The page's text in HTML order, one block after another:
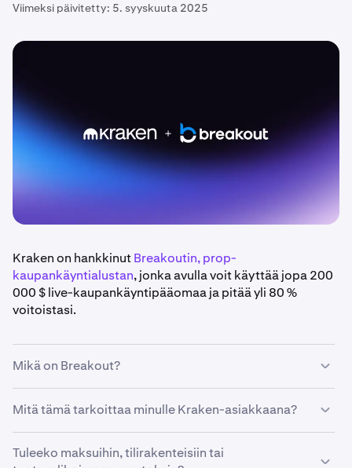
Viimeksi päivitetty: 5. syyskuuta 2025
Kraken on hankkinutBreakoutin, prop-
kaupankäyntialustan, jonka avulla voit käyttää jopa 200
000 $ live-kaupankäyntipääomaa ja pitää yli 80 %
voitoistasi.
Mikä on Breakout?
Breakout on krypto-natiivi proprietary-
kaupankävijöitä. Krakenin infrastruktuurin ja
maailmanlaajuisen alustan tukemana Breakout tarjoaa
Mitä tämä tarkoittaa minulle Kraken-asiakkaana?
Kraken-asiakkaana saat yksinoikeuden Breakoutin
kaupankäyntialustaan. Rekisteröitymällä Breakoutiin ja
Tuleeko maksuihin, tilirakenteisiin tai